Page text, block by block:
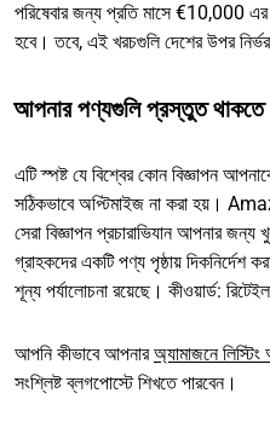
পরিষেবার জন্য প্রতি মাসে €10,000
হবে। তবে, এই খরচগুলি দেশের উপর
আপনার পণ্যগুলি প্রস্তুত থাকতে
এটি স্পষ্ট যে বিশ্বের কোন বিজ্ঞাপন
সঠিকভাবে অপ্টিমাইজ না করা হয়।
সেরা বিজ্ঞাপন প্রচারাভিযান আপনার
গ্রাহকদের একটি পণ্য পৃষ্ঠায় দিকনির্দেশ
শূন্য পর্যালোচনা রয়েছে। কীওয়ার্ড:
আপনি কীভাবে আপনারঅ্যামাজনে
সংশ্লিষ্ট ব্লগপোস্টে শিখতে পারবেন।